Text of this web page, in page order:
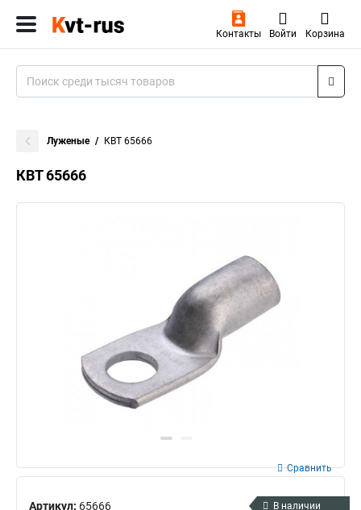
Контакты Войти Корзина
Луженые КВТ 65666
КВТ 65666
Артикул: 65666
Сравнить
В наличии